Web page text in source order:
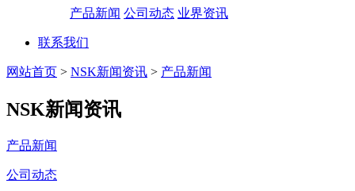
产品新闻 公司动态 业界资讯
联系我们
网站首页 > NSK新闻资讯 > 产品新闻
NSK新闻资讯
产品新闻
公司动态